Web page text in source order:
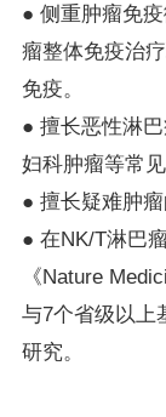
● 侧重肿瘤免
瘤整体免疫治
免疫。
● 擅长恶性淋
妇科肿瘤等常
● 擅长疑难肿瘤
● 在NK/T淋巴
《Nature
与7个省级以上
研究。